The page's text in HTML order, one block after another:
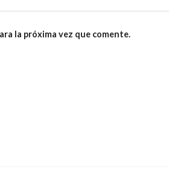
la próxima vez que comente.